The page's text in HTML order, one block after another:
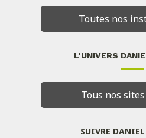
Toutes nos
L'UNIVERS
Tous nos
SUIVRE